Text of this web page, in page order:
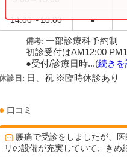
14:00～18:00 ●
備考: 一部診療科予約制
初診受付はAM12:00
●受付/診療日時...(続きを
診日: 日、祝 ※臨時休診あり
口コミ
腰痛で受診をしましたが、
リの設備が充実していて、きめ